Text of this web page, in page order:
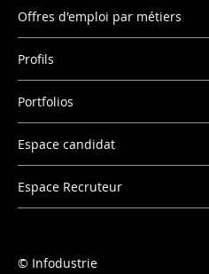
Offres d'emploi par métiers
Profils
Portfolios
Espace candidat
Espace Recruteur
Infodustrie